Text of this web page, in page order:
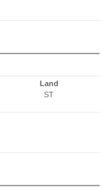
Land
ST